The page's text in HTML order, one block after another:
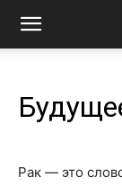
Рак — это